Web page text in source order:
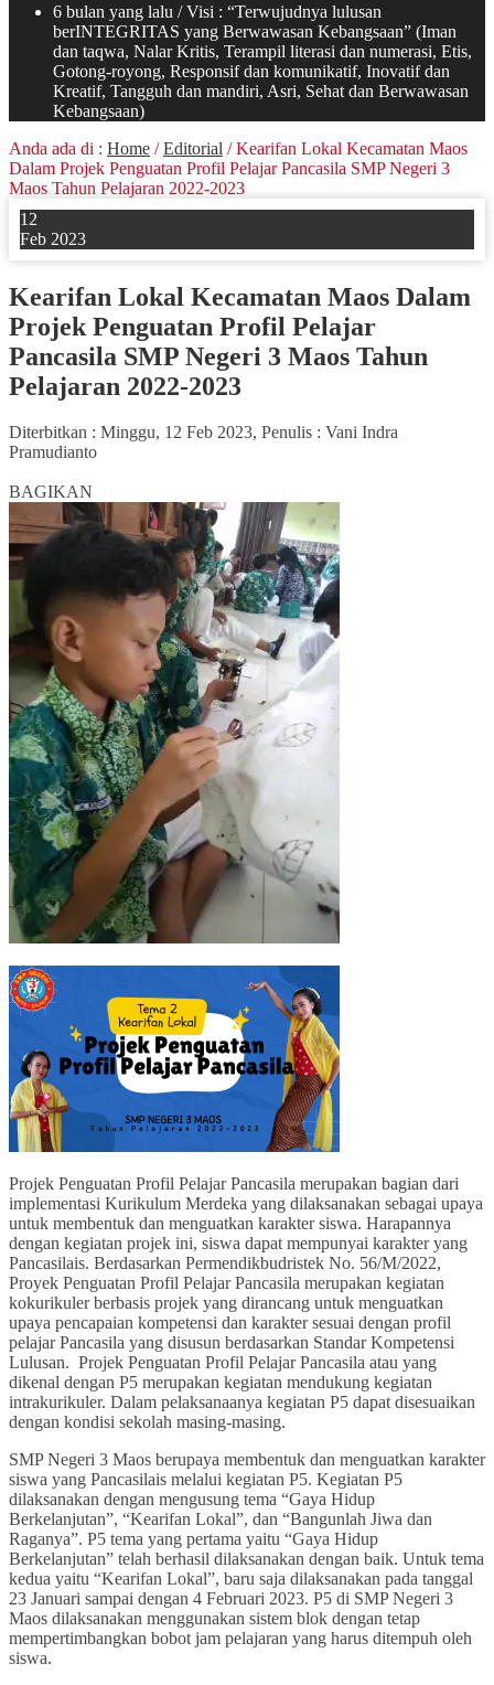
6 bulan yang lalu / Visi : “Terwujudnya lulusan
berINTEGRITAS yang Berwawasan Kebangsaan” (Iman
dan taqwa, Nalar Kritis, Terampil literasi dan numerasi, Etis,
Gotong-royong, Responsif dan komunikatif, Inovatif dan
Kreatif, Tangguh dan mandiri, Asri, Sehat dan Berwawasan
Kebangsaan)
Anda ada di : Home /Editorial /Kearifan Lokal Kecamatan Maos
Dalam Projek Penguatan Profil Pelajar Pancasila SMP Negeri 3
Maos Tahun Pelajaran 2022-2023
12
Feb 2023
Kearifan Lokal Kecamatan Maos Dalam
Projek Penguatan Profil Pelajar
Pancasila SMP Negeri 3 Maos Tahun
Pelajaran 2022-2023
Diterbitkan : Minggu, 12 Feb 2023, Penulis : Vani Indra
Pramudianto
BAGIKAN
Projek Penguatan Profil Pelajar Pancasila merupakan bagian dari
implementasi Kurikulum Merdeka yang dilaksanakan sebagai upaya
untuk membentuk dan menguatkan karakter siswa. Harapannya
dengan kegiatan projek ini, siswa dapat mempunyai karakter yang
Pancasilais. Berdasarkan Permendikbudristek No. 56/M/2022,
Proyek Penguatan Profil Pelajar Pancasila merupakan kegiatan
kokurikuler berbasis projek yang dirancang untuk menguatkan
upaya pencapaian kompetensi dan karakter sesuai dengan profil
pelajar Pancasila yang disusun berdasarkan Standar Kompetensi
Lulusan. Projek Penguatan Profil Pelajar Pancasila atau yang
dikenal dengan P5 merupakan kegiatan mendukung kegiatan
intrakurikuler. Dalam pelaksanaanya kegiatan P5 dapat disesuaikan
dengan kondisi sekolah masing-masing.
SMP Negeri 3 Maos berupaya membentuk dan menguatkan karakter
siswa yang Pancasilais melalui kegiatan P5. Kegiatan P5
dilaksanakan dengan mengusung tema “Gaya Hidup
Berkelanjutan”, “Kearifan Lokal”, dan “Bangunlah Jiwa dan
Raganya”. P5 tema yang pertama yaitu “Gaya Hidup
Berkelanjutan” telah berhasil dilaksanakan dengan baik. Untuk tema
kedua yaitu “Kearifan Lokal”, baru saja dilaksanakan pada tanggal
23 Januari sampai dengan 4 Februari 2023. P5 di SMP Negeri 3
Maos dilaksanakan menggunakan sistem blok dengan tetap
mempertimbangkan bobot jam pelajaran yang harus ditempuh oleh
siswa.